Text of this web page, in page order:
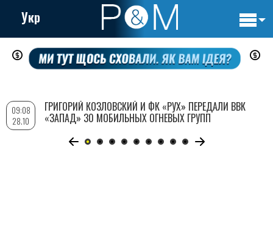
Перейти
содержанию
Укр
09:08
28.10
ГРИГОРИЙ КОЗЛОВСКИЙ И ФК «РУХ» ПЕРЕДАЛИ ВВК
«ЗАПАД» 30 МОБИЛЬНЫХ ОГНЕВЫХ ГРУПП